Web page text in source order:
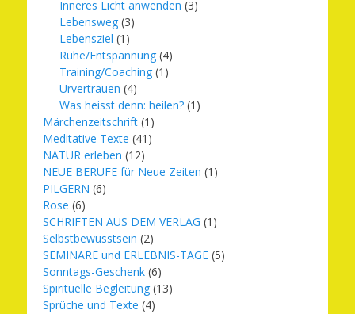
Inneres Licht anwenden (3)
Lebensweg (3)
Lebensziel (1)
Ruhe/Entspannung (4)
Training/Coaching (1)
Urvertrauen (4)
Was heisst denn: heilen? (1)
Märchenzeitschrift (1)
Meditative Texte (41)
NATUR erleben (12)
NEUE BERUFE für Neue Zeiten (1)
PILGERN (6)
Rose (6)
SCHRIFTEN AUS DEM VERLAG (1)
Selbstbewusstsein (2)
SEMINARE und ERLEBNIS-TAGE (5)
Sonntags-Geschenk (6)
Spirituelle Begleitung (13)
Sprüche und Texte (4)